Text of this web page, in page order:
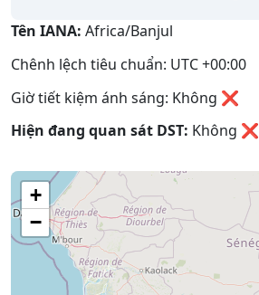
Tên IANA: Africa/Banjul
Chênh lệch tiêu chuẩn: UTC +00:00
Giờ tiết kiệm ánh sáng: Không ❌
Hiện đang quan sát DST: Không ❌
+
−